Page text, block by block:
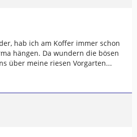
hab ich am Koffer immer schon
hängen. Da wundern die bösen
über meine riesen Vorgarten...